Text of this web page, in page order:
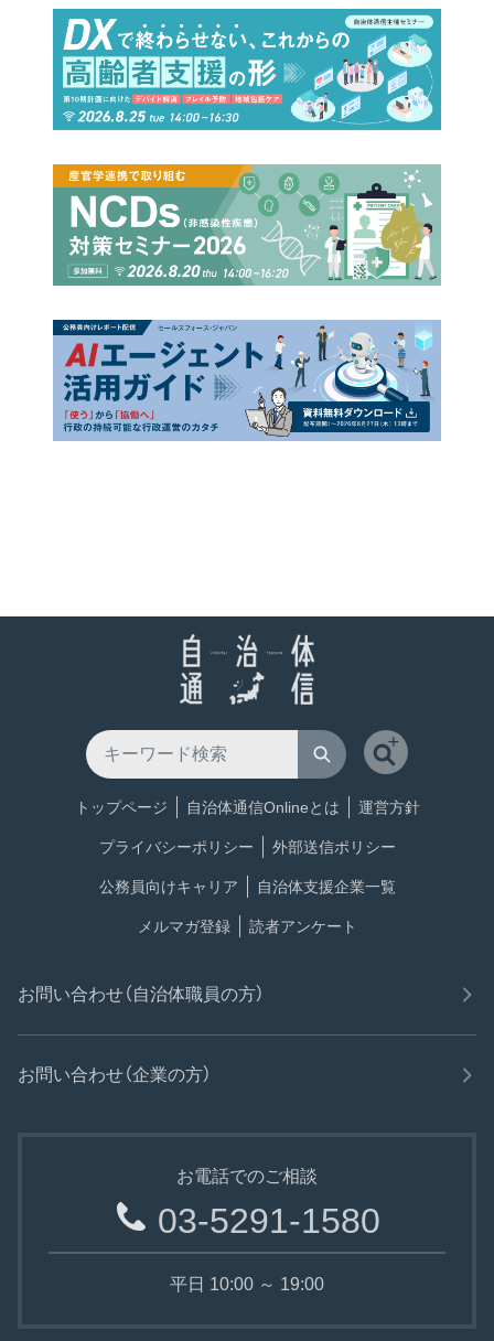
トップページ 自治体通信Onlineとは 運営方針
プライバシーポリシー 外部送信ポリシー
公務員向けキャリア 自治体支援企業一覧
メルマガ登録 読者アンケート
お問い合わせ（自治体職員の方）
お問い合わせ（企業の方）
お電話でのご相談
03-5291-1580
平日 10:00 ～ 19:00